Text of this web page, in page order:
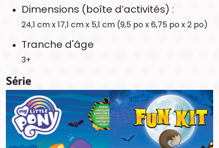
Dimensions (boîte d’activités) :
24,1 cm x 17,1 cm x 5,1 cm (9,5 po x 6,75 po x 2 po)
Tranche d'âge
3+
Série